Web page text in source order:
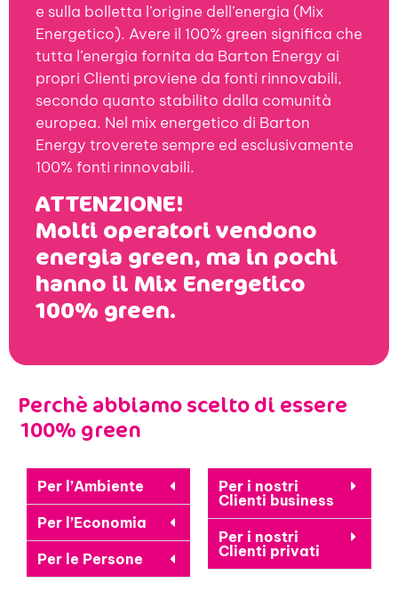
e sulla bolletta l’origine dell’energia (Mix
Energetico). Avere il 100% green significa che
tutta l’energia fornita da Barton Energy ai
propri Clienti proviene da fonti rinnovabili,
secondo quanto stabilito dalla comunità
europea. Nel mix energetico di Barton
Energy troverete sempre ed esclusivamente
100% fonti rinnovabili.
ATTENZIONE!
Molti operatori vendono
energia green, ma in pochi
hanno il Mix Energetico
100% green.
Perchè abbiamo scelto di essere
100% green
Per l’Ambiente
Per l’Economia
Per le Persone
Per i nostri
Clienti business
Per i nostri
Clienti privati